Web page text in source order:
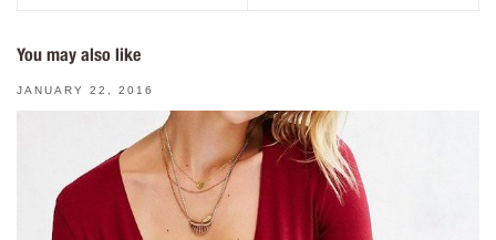
You may also like
JANUARY 22, 2016